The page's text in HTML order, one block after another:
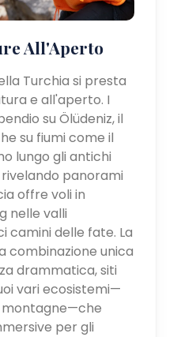
All'Aperto
Turchia si presta
e all'aperto. I
su Ölüdeniz, il
su fiumi come il
lungo gli antichi
rivelando panorami
offre voli in
nelle valli
camini delle fate. La
combinazione unica
drammatica, siti
vari ecosistemi—
per gli